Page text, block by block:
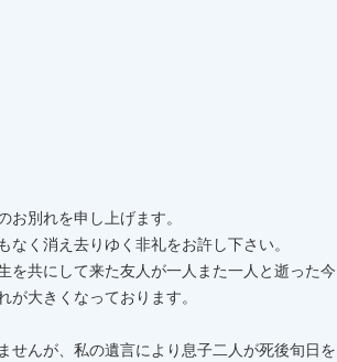
お別れを申し上げます。
く消え去りゆく非礼をお許し下さい。
を共にして来た友人が一人また一人と逝った今
大きくなっております。
せんが、私の遺言により息子二人が死後旬日を